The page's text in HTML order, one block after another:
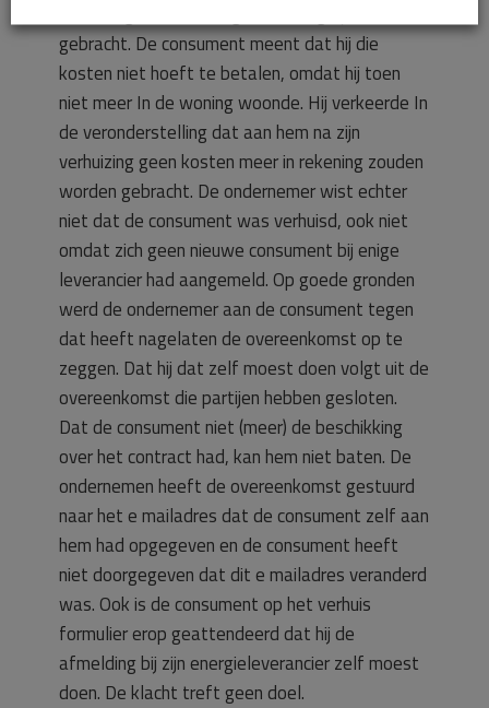
gebracht. De consument meent dat hij die
kosten niet hoeft te betalen, omdat hij toen
niet meer In de woning woonde. Hij verkeerde In
de veronderstelling dat aan hem na zijn
verhuizing geen kosten meer in rekening zouden
worden gebracht. De ondernemer wist echter
niet dat de consument was verhuisd, ook niet
omdat zich geen nieuwe consument bij enige
leverancier had aangemeld. Op goede gronden
werd de ondernemer aan de consument tegen
dat heeft nagelaten de overeenkomst op te
zeggen. Dat hij dat zelf moest doen volgt uit de
overeenkomst die partijen hebben gesloten.
Dat de consument niet (meer) de beschikking
over het contract had, kan hem niet baten. De
ondernemen heeft de overeenkomst gestuurd
naar het e mailadres dat de consument zelf aan
hem had opgegeven en de consument heeft
niet doorgegeven dat dit e mailadres veranderd
was. Ook is de consument op het verhuis
formulier erop geattendeerd dat hij de
afmelding bij zijn energieleverancier zelf moest
doen. De klacht treft geen doel.